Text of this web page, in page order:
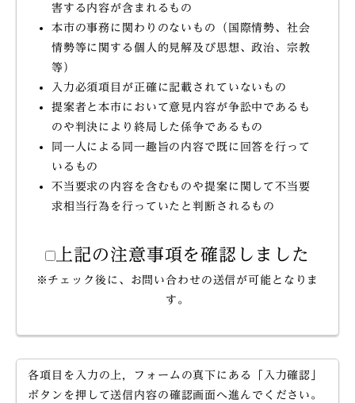
害する内容が含まれるもの
本市の事務に関わりのないもの（国際情勢、社会
情勢等に関する個人的見解及び思想、政治、宗教
等）
入力必須項目が正確に記載されていないもの
提案者と本市において意見内容が争訟中であるも
のや判決により終局した係争であるもの
同一人による同一趣旨の内容で既に回答を行って
いるもの
不当要求の内容を含むものや提案に関して不当要
求相当行為を行っていたと判断されるもの
上記の注意事項を確認しました
※チェック後に、お問い合わせの送信が可能となりま
す。
各項目を入力の上，フォームの真下にある「入力確認」
ボタンを押して送信内容の確認画面へ進んでください。